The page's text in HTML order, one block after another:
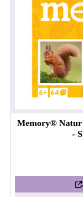
Memory® Natur
-